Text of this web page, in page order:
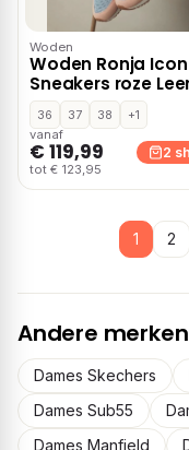
Woden
Woden Ronja Icon
Sneakers roze
36 37 38
+1
vanaf
€ 119,99
tot € 123,95
2
1 2
Andere merken
Dames Skechers
Dames Sub55
Dames Manfield